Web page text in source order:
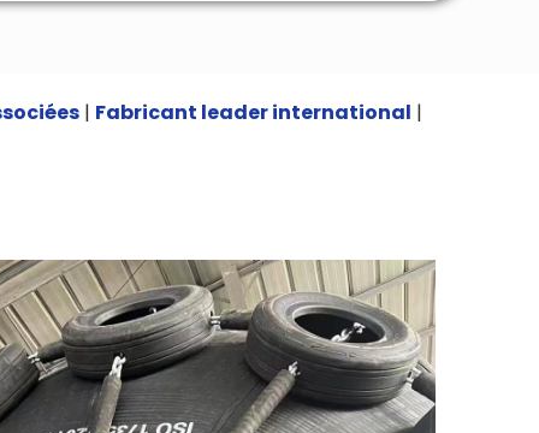
| Fabricant leader international |